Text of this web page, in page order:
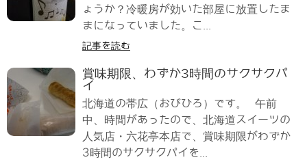
ょうか？冷暖房が効いた部屋に放置したま
まになっていました。こ...
記事を読む
賞味期限、わずか3時間のサクサクパ
イ
北海道の帯広（おびひろ）です。 午前
中、時間があったので、北海道スイーツの
人気店・六花亭本店で、賞味期限がわずか
3時間のサクサクパイを...